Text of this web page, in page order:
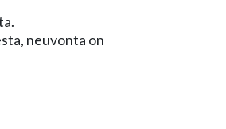
neuvonta on